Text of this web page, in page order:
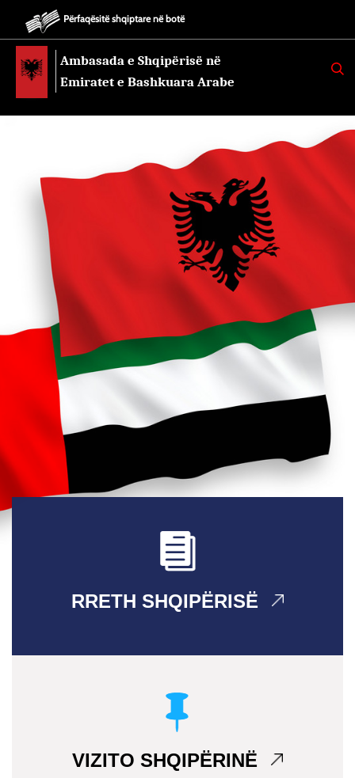
Përfaqësitë shqiptare në botë
Ambasada e Shqipërisë në
Emiratet e Bashkuara Arabe
K
E
RRETH SHQIPËRISË
VIZITO SHQIPËRINË